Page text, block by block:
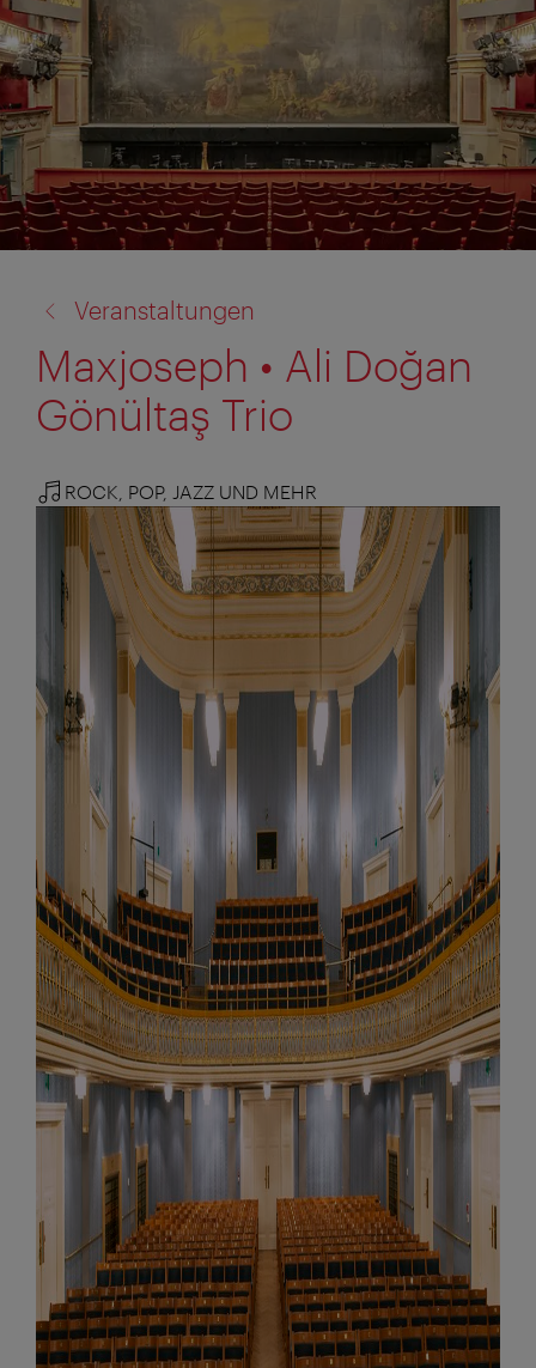
zu:
Veranstaltungen
Maxjoseph • Ali Doğan
Gönültaş Trio
ROCK, POP, JAZZ UND MEHR